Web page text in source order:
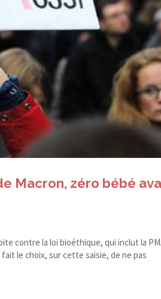
Macron, zéro bébé
contre la loi bioéthique, qui inclut la
le choix, sur cette saisie, de ne pas